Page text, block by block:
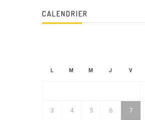
CALENDRIER
L M M J V
3 4 5 6 7